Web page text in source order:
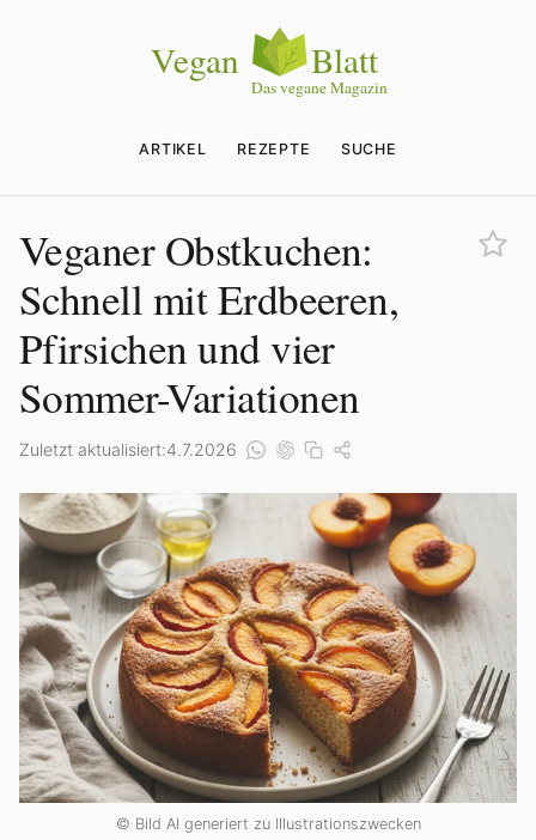
ARTIKEL REZEPTE SUCHE
Veganer Obstkuchen:
Schnell mit Erdbeeren,
Pfirsichen und vier
Sommer-Variationen
Zuletzt aktualisiert:4.7.2026
© Bild AI generiert zu Illustrationszwecken